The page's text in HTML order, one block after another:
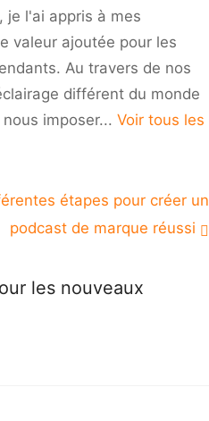
carrière
les
nouveaux
diplômés
je l'ai appris à mes
valeur ajoutée pour les
Au travers de nos
différent du monde
imposer... Voir tous les
étapes pour créer un
podcast de marque réussi
les nouveaux